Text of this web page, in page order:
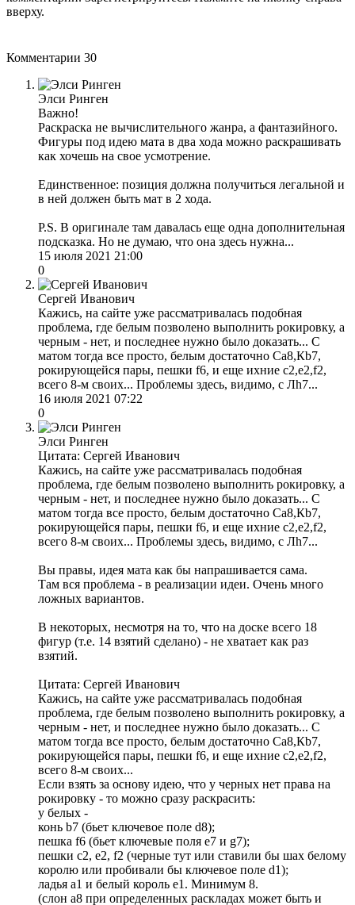
вверху.
Комментарии 30
Элси Ринген
Важно!
Раскраска не вычислительного жанра, а фантазийного.
Фигуры под идею мата в два хода можно раскрашивать
как хочешь на свое усмотрение.
Единственное: позиция должна получиться легальной и
в ней должен быть мат в 2 хода.
P.S. В оригинале там давалась еще одна дополнительная
подсказка. Но не думаю, что она здесь нужна...
15 июля 2021 21:00
0
Сергей Иванович
Кажись, на сайте уже рассматривалась подобная
проблема, где белым позволено выполнить рокировку, а
черным - нет, и последнее нужно было доказать... С
матом тогда все просто, белым достаточно Са8,Кb7,
рокирующейся пары, пешки f6, и еще ихние c2,е2,f2,
всего 8-м своих... Проблемы здесь, видимо, с Лh7...
16 июля 2021 07:22
0
Элси Ринген
Цитата: Сергей Иванович
Кажись, на сайте уже рассматривалась подобная
проблема, где белым позволено выполнить рокировку, а
черным - нет, и последнее нужно было доказать... С
матом тогда все просто, белым достаточно Са8,Кb7,
рокирующейся пары, пешки f6, и еще ихние c2,е2,f2,
всего 8-м своих... Проблемы здесь, видимо, с Лh7...
Вы правы, идея мата как бы напрашивается сама.
Там вся проблема - в реализации идеи. Очень много
ложных вариантов.
В некоторых, несмотря на то, что на доске всего 18
фигур (т.е. 14 взятий сделано) - не хватает как раз
взятий.
Цитата: Сергей Иванович
Кажись, на сайте уже рассматривалась подобная
проблема, где белым позволено выполнить рокировку, а
черным - нет, и последнее нужно было доказать... С
матом тогда все просто, белым достаточно Са8,Кb7,
рокирующейся пары, пешки f6, и еще ихние c2,е2,f2,
всего 8-м своих...
Если взять за основу идею, что у черных нет права на
рокировку - то можно сразу раскрасить:
у белых -
конь b7 (бьет ключевое поле d8);
пешка f6 (бьет ключевые поля е7 и g7);
пешки с2, е2, f2 (черные тут или ставили бы шах белому
королю или пробивали бы ключевое поле d1);
ладья а1 и белый король е1. Минимум 8.
(слон а8 при определенных раскладах может быть и